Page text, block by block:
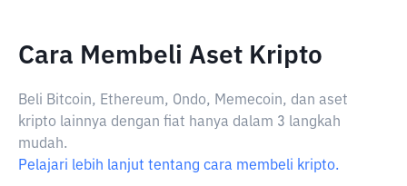
Cara Membeli Aset Kripto
Beli Bitcoin, Ethereum, Ondo, Memecoin, dan aset
kripto lainnya dengan fiat hanya dalam 3 langkah
mudah.
Pelajari lebih lanjut tentang cara membeli kripto.